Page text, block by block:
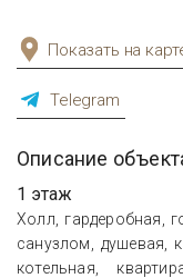
Показать на
Telegram
Описание
1 этаж
Холл, гардеробная,
санузлом, душевая,
котельная,